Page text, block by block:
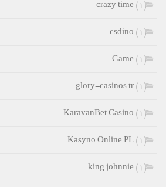
crazy time (1)
csdino (1)
Game (1)
glory-casinos tr(1)
KaravanBet Casino (1)
Kasyno Online PL(1)
king johnnie (1)